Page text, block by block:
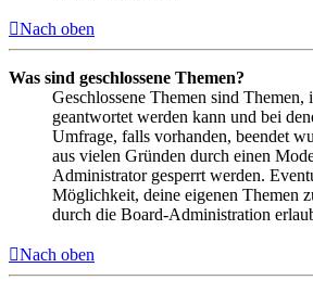
Nach oben
Was sind geschlossene Themen?
Geschlossene Themen sind Themen,
geantwortet werden kann und bei
Umfrage, falls vorhanden, beendet
aus vielen Gründen durch einen
Administrator gesperrt werden.
Möglichkeit, deine eigenen Themen
durch die Board-Administration
Nach oben